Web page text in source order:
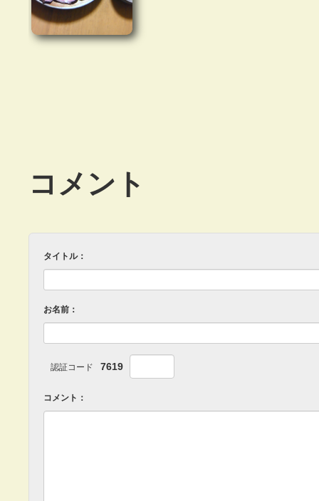
コメント
タイトル：
お名前：
認証コード 7619
コメント：